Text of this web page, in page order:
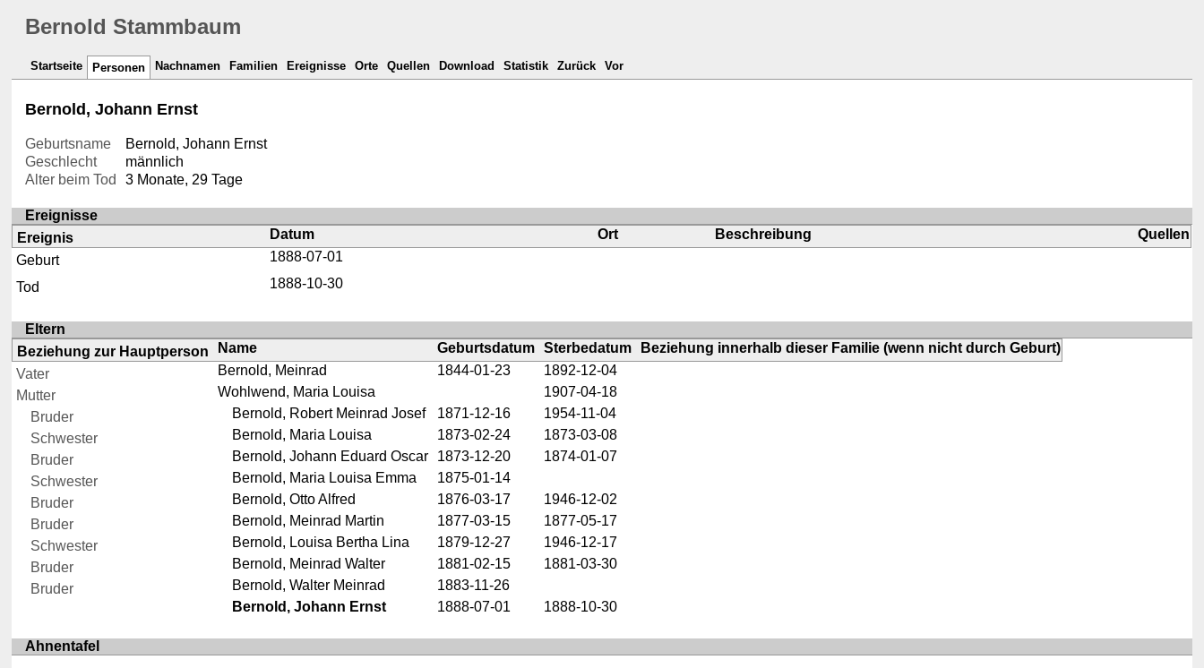
Bernold Stammbaum
Startseite Personen Nachnamen Familien Ereignisse Orte Quellen Download Statistik Zurück Vor
Bernold, Johann Ernst
Geburtsname
Bernold, Johann Ernst
Geschlecht
männlich
Alter beim Tod
3 Monate, 29 Tage
Ereignisse
Ereignis
Datum Ort Beschreibung
Quellen
Geburt
1888-07-01
Tod
1888-10-30
Eltern
Beziehung zur Hauptperson
Name Geburtsdatum Sterbedatum
Beziehung innerhalb dieser Familie (wenn nicht durch Geburt)
Vater
Bernold, Meinrad 1844-01-23
1892-12-04
Mutter
Wohlwend, Maria Louisa
1907-04-18
Bruder
Bernold, Robert Meinrad Josef 1871-12-16
1954-11-04
Schwester
Bernold, Maria Louisa 1873-02-24
1873-03-08
Bruder
Bernold, Johann Eduard Oscar 1873-12-20
1874-01-07
Schwester
Bernold, Maria Louisa Emma
1875-01-14
Bruder
Bernold, Otto Alfred 1876-03-17
1946-12-02
Bruder
Bernold, Meinrad Martin 1877-03-15
1877-05-17
Schwester
Bernold, Louisa Bertha Lina 1879-12-27
1946-12-17
Bruder
Bernold, Meinrad Walter 1881-02-15
1881-03-30
Bruder
Bernold, Walter Meinrad
1883-11-26
Bernold, Johann Ernst
1888-07-01 1888-10-30
Ahnentafel